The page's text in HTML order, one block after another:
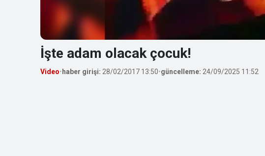
İşte adam olacak çocuk!
Video• haber girişi: 28/02/2017 13:50•güncelleme: 24/09/2025 11:52